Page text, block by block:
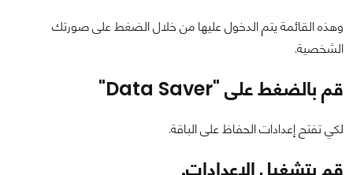
وهذه القائمة يتم الدخول عليها من خلال الضغط على صورتك
الشخصية.
قم بالضغط على "Data Saver"
لكي تفتح إعدادات الحفاظ على الباقة.
قم بتشغيل الإعدادات.